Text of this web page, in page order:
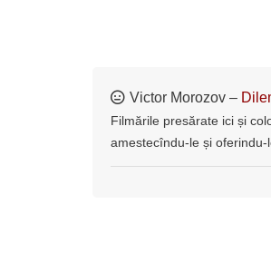
Victor Morozov –
Filmările presărate ici și
amestecîndu-le și